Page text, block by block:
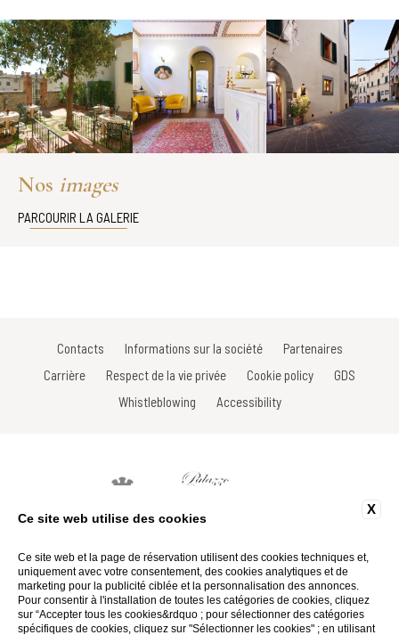
Nos images
PARCOURIR LA GALERIE
Contacts Informations sur la société
Partenaires
Carrière
Respect de la vie privée Cookie policy
GDS
Whistleblowing
Accessibility
Tel: +39 0577 735666
Fax: +39 0577 739022
Email: info@hotelsanniccolo.com
P.Iva 01116290527
X
Ce site web utilise des cookies
Ce site web et la page de réservation utilisent des cookies techniques et,
uniquement avec votre consentement, des cookies analytiques et de
marketing pour la publicité ciblée et la personnalisation des annonces.
Pour consentir à l'installation de toutes les catégories de cookies, cliquez
sur “Accepter tous les cookies&rdquo ; pour sélectionner des catégories
spécifiques de cookies, cliquez sur "Sélectionner les cookies" ; en utilisant